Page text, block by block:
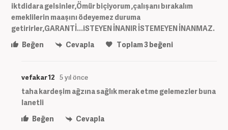
iktdidara gelsinler,Ömür biçiyorum ,çalışanı bırakalım
emeklilerin maaşını ödeyemez duruma
getirirler,GARANTİ...iSTEYEN İNANIR İSTEMEYEN İNANMAZ.
Beğen
Cevapla Toplam3beğeni
vefakar 12 5 yıl önce
taha kardeşim ağzına sağlık merak etme gelemezler buna
lanetli
Beğen
Cevapla